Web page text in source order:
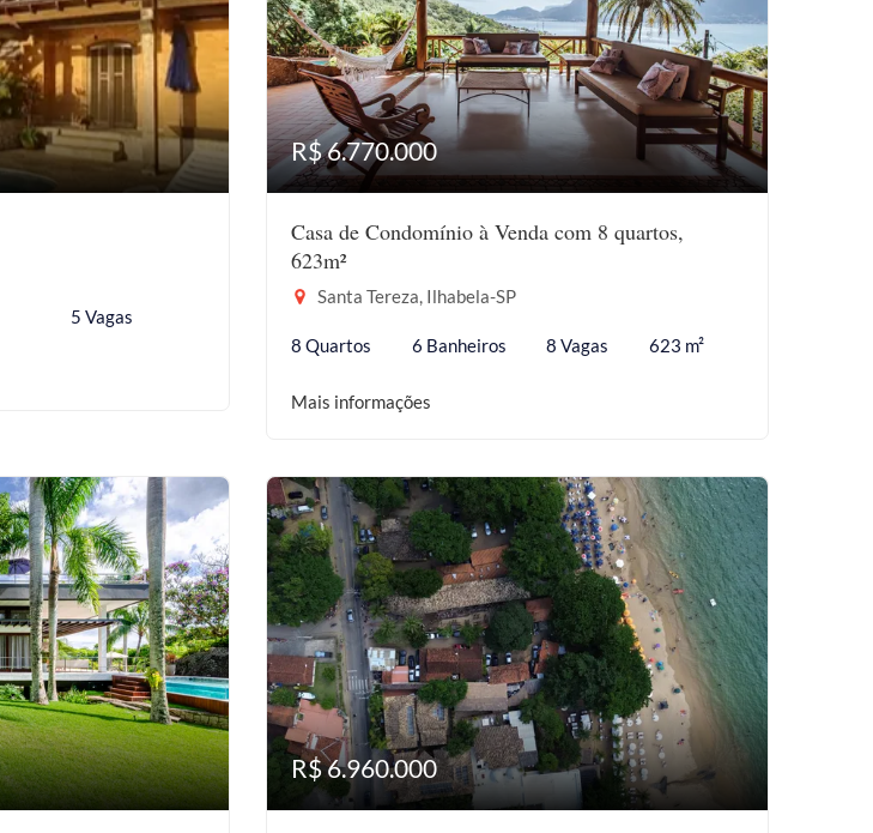
5 Vagas
R$ 6.770.000
Casa de Condomínio à Venda com 8 quartos,
623m²
Santa Tereza, Ilhabela-SP
8 Quartos 6 Banheiros 8 Vagas 623 m²
Mais informações
R$ 6.960.000